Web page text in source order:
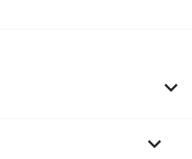

